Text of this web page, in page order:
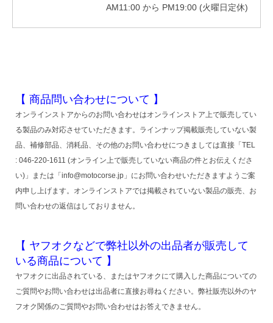
AM11:00 から PM19:00 (火曜日定休)
【 商品問い合わせについて 】
オンラインストアからのお問い合わせはオンラインストア上で販売してい
る製品のみ対応させていただきます。ラインナップ掲載販売していない製
品、補修部品、消耗品、その他のお問い合わせにつきましては直接「TEL
: 046-220-1611 (オンライン上で販売していない商品の件とお伝えくださ
い)」または「info@motocorse.jp」にお問い合わせいただきますようご案
内申し上げます。オンラインストアでは掲載されていない製品の販売、お
問い合わせの返信はしておりません。
【 ヤフオクなどで弊社以外の出品者が販売して
いる商品について 】
ヤフオクに出品されている、またはヤフオクにて購入した商品についての
ご質問やお問い合わせは出品者に直接お尋ねください。弊社販売以外のヤ
フオク関係のご質問やお問い合わせはお答えできません。